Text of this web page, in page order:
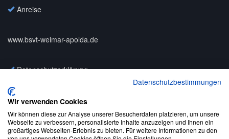
Anreise
www.bsvt-weimar-apolda.de
Datenschutzerklärung
© 2020 – 2023
Datenschutzbestimmungen
Wir verwenden Cookies
Wir können diese zur Analyse unserer Besucherdaten platzieren, um unsere
Webseite zu verbessern, personalisierte Inhalte anzuzeigen und Ihnen ein
großartiges Webseiten-Erlebnis zu bieten. Für weitere Informationen zu den